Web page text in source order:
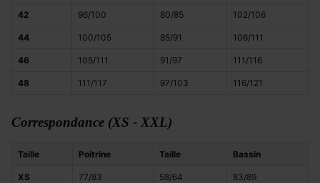
42 96/100 80/85 102/106
44 100/105 85/91 106/111
46 105/111 91/97 111/116
48 111/117 97/103 116/121
Correspondance (XS - XXL)
Taille Poitrine Taille Bassin
XS 77/83 58/64 83/89